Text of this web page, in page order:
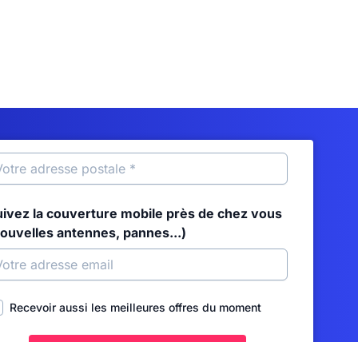
la couverture mobile près de chez vous
antennes, pannes...)
Recevoir aussi les meilleures offres du moment